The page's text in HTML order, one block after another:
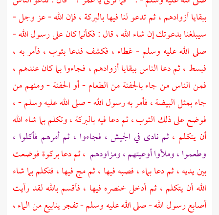
ببقايا أزوادهم ، ثم تدعو لنا فيها بالبركة ، فإن الله - عز وجل -
سيبلغنا بدعوتك إن شاء الله ، قال : فكأنما كان على رسول الله -
صلى الله عليه وسلم - غطاء ، فكشف فدعا بثوب ، فأمر به ،
فبسط ، ثم دعا الناس ببقايا أزوادهم ، فجاءوا بما كان عندهم ،
فمن الناس من جاء بالجفنة من الطعام - أو الحفنة - ومنهم من
جاء بمثل البيضة ، فأمر به رسول الله - صلى الله عليه وسلم - ،
فوضع على ذلك الثوب ، ثم دعا فيه بالبركة ، وتكلم بما شاء الله
أن يتكلم ،ثم نادى في الجيش ، فجاءوا ، ثم أمرهم فأكلوا ،
وطعموا ، وملأوا أوعيتهم ، ومزاودهم ، ثم دعا بركوة فوضعت
بين يديه ، ثم دعا بماء ، فصبه فيها ، ثم مج فيها ، فتكلم بما شاء
الله أن يتكلم ، ثم أدخل خنصره فيها ، فأقسم بالله لقد رأيت
أصابع رسول الله - صلى الله عليه وسلم - تفجر ينابيع من الماء ،